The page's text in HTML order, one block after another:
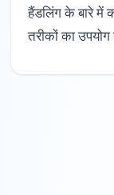
हैंडलिंग के बारे में
तरीकों का